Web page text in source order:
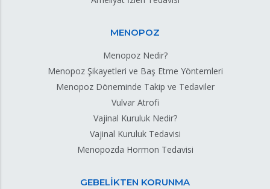
MENOPOZ
Menopoz Nedir?
Menopoz Şikayetleri ve Baş Etme Yöntemleri
Menopoz Döneminde Takip ve Tedaviler
Vulvar Atrofi
Vajinal Kuruluk Nedir?
Vajinal Kuruluk Tedavisi
Menopozda Hormon Tedavisi
GEBELİKTEN KORUNMA